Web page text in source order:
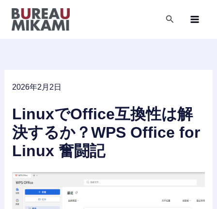
検
2026年2月2日
LinuxでOffice互換性は解
決するか？WPS Office for
Linux 奮闘記